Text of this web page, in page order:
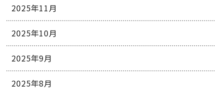
2025年11月
2025年10月
2025年9月
2025年8月